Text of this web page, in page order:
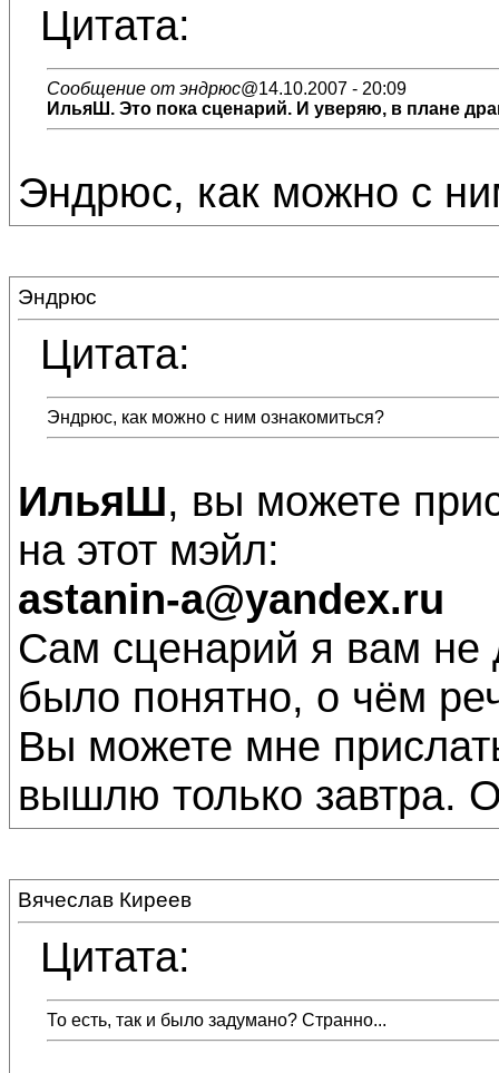
Цитата:
Сообщение от эндрюс@14.10.2007 - 20:09
ИльяШ. Это пока сценарий. И уверяю, в плане
Эндрюс, как можно с
Эндрюс
Цитата:
Эндрюс, как можно с ним ознакомиться?
ИльяШ, вы можете
на этот мэйл:
astanin-a@yandex.ru
Сам сценарий я вам не
было понятно, о чём
Вы можете мне
вышлю только завтра.
Вячеслав Киреев
Цитата:
То есть, так и было задумано? Странно...